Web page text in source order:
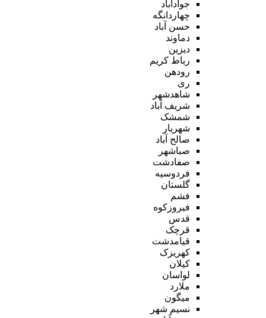
جوادآباد
چهاردانگه
حسن آباد
دماوند
دیزین
رباط کریم
رودهن
ری
شاهدشهر
شریف آباد
شمشک
شهریار
صالح آباد
صباشهر
صفادشت
فردوسیه
گلستان
فشم
فیروزکوه
قدس
قرچک
قیامدشت
کهریزک
کیلان
لواسان
ملارد
میگون
نسیم شهر